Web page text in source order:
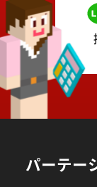
パーテー